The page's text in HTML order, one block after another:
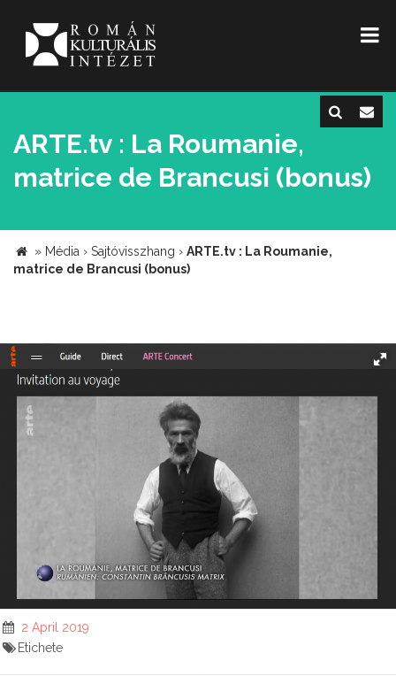
ARTE.tv : La Roumanie,
matrice de Brancusi (bonus)
» Média › Sajtóvisszhang › ARTE.tv : La Roumanie,
matrice de Brancusi (bonus)
2 April 2019
Etichete